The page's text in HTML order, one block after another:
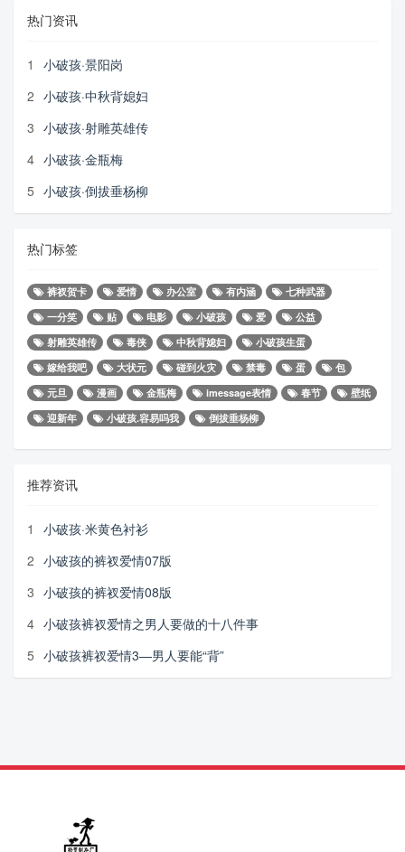
热门资讯
1
小破孩·景阳岗
2 小破孩·中秋背媳妇
3 小破孩·射雕英雄传
4 小破孩·金瓶梅
5 小破孩·倒拔垂杨柳
热门标签
裤衩贺卡 爱情 办公室 有内涵
七种武器
一分笑
贴 电影 小破孩 爱
公益
射雕英雄传
毒侠 中秋背媳妇
小破孩生蛋
嫁给我吧
大状元 碰到火灾 禁毒 蛋
包
元旦
漫画 金瓶梅 imessage表情 春节
壁纸
迎新年
小破孩.容易吗我 倒拔垂杨柳
推荐资讯
1
小破孩·米黄色衬衫
2 小破孩的裤衩爱情07版
3 小破孩的裤衩爱情08版
4 小破孩裤衩爱情之男人要做的十八件事
5 小破孩裤衩爱情3—男人要能“背”